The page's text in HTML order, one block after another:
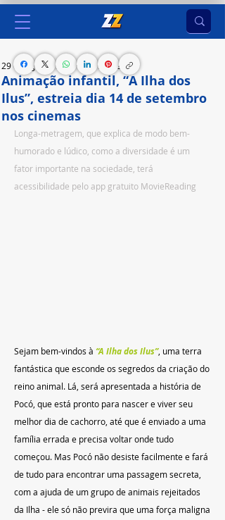
Animação infantil, “A Ilha dos
Ilus”, estreia dia 14 de setembro
nos cinemas
29 de ago. de 2023 3 min de leitura
Longa-metragem, que explica de modo bem-
humorado e lúdico, como a diversidade é um
fator importante na sociedade, terá
acessibilidade pelo app gratuito MovieReading
Sejam bem-vindos à “A Ilha dos Ilus”, uma terra
fantástica que esconde os segredos da criação do
reino animal. Lá, será apresentada a história de
Pocó, que está pronto para nascer e viver seu
melhor dia de cachorro, até que é enviado a uma
família errada e precisa voltar onde tudo
começou. Mas Pocó não desiste facilmente e fará
de tudo para encontrar uma passagem secreta,
com a ajuda de um grupo de animais rejeitados
da Ilha - ele só não previra que uma força maligna